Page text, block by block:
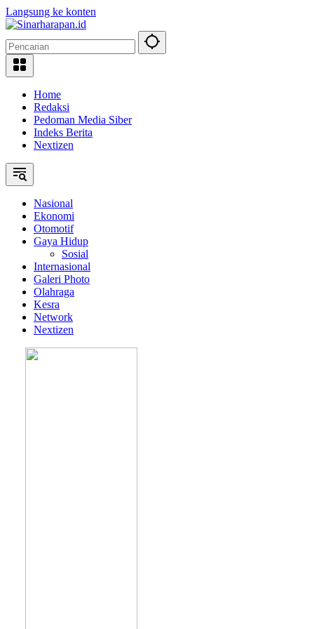
Langsung ke konten
Home
Redaksi
Pedoman Media Siber
Indeks Berita
Nextizen
Nasional
Ekonomi
Otomotif
Gaya Hidup
Sosial
Internasional
Galeri Photo
Olahraga
Kesra
Network
Nextizen